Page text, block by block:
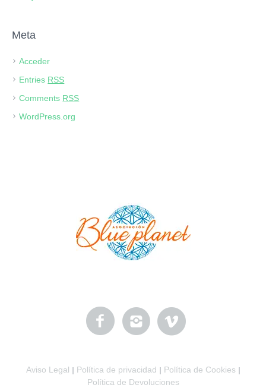
Meta
Acceder
Entries RSS
Comments RSS
WordPress.org
Aviso Legal Política de privacidad Política de Cookies
Política de Devoluciones